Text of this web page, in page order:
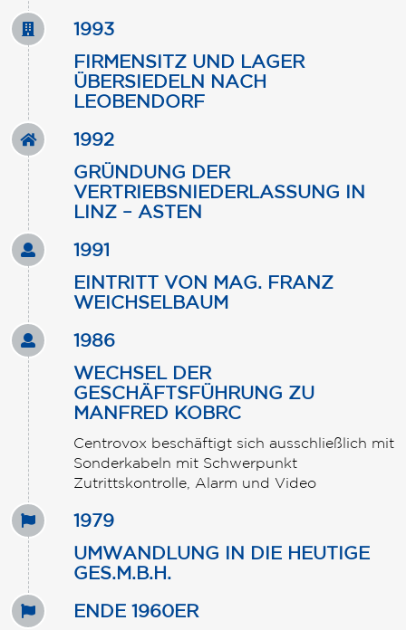
1993
FIRMENSITZ UND LAGER
ÜBERSIEDELN NACH
LEOBENDORF
1992
GRÜNDUNG DER
VERTRIEBSNIEDERLASSUNG IN
LINZ – ASTEN
1991
EINTRITT VON MAG. FRANZ
WEICHSELBAUM
1986
WECHSEL DER
GESCHÄFTSFÜHRUNG ZU
MANFRED KOBRC
Centrovox beschäftigt sich ausschließlich mit
Sonderkabeln mit Schwerpunkt
Zutrittskontrolle, Alarm und Video
1979
UMWANDLUNG IN DIE HEUTIGE
GES.M.B.H.
ENDE 1960ER